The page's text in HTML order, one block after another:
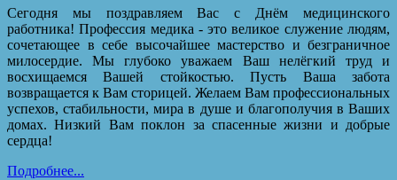
Сегодня мы поздравляем Вас с Днём медицинского
работника! Профессия медика - это великое служение людям,
сочетающее в себе высочайшее мастерство и безграничное
милосердие. Мы глубоко уважаем Ваш нелёгкий труд и
восхищаемся Вашей стойкостью. Пусть Ваша забота
возвращается к Вам сторицей. Желаем Вам профессиональных
успехов, стабильности, мира в душе и благополучия в Ваших
домах. Низкий Вам поклон за спасенные жизни и добрые
сердца!
Подробнее...